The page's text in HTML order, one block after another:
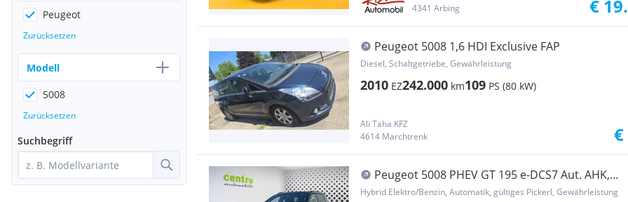
4341 Arbing
€
Peugeot 5008 1,6 HDI Exclusive FAP
Diesel, Schaltgetriebe, Gewährleistung
2010 EZ242.000 km109 PS (80 kW)
Ali Taha KFZ
4614 Marchtrenk
€
Peugeot 5008 PHEV GT 195 e-DCS7 Aut. AHK,
Alcantara, Sc...
Hybrid Elektro/Benzin, Automatik, gültiges Pickerl, Gewährleistung
Peugeot
Zurücksetzen
Modell
5008
Zurücksetzen
Suchbegriff